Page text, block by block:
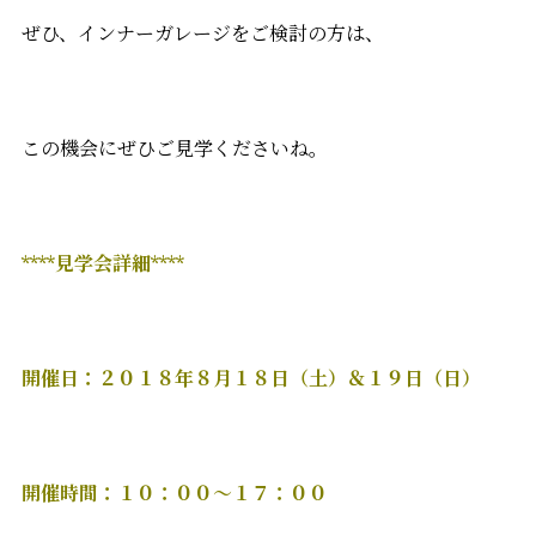
ぜひ、インナーガレージをご検討の方は、
この機会にぜひご見学くださいね。
****見学会詳細****
開催日：２０１８年８月１８日（土）＆１９日（日）
開催時間：１０：００～１７：００